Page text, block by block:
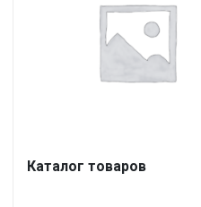
Каталог товаров